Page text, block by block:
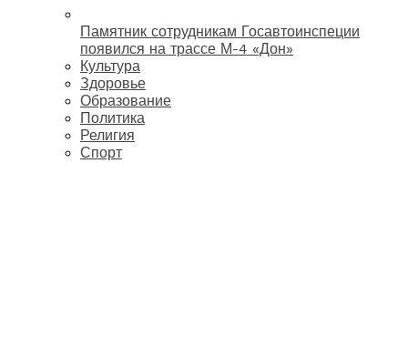
Памятник сотрудникам Госавтоинспеции
появился на трассе М-4 «Дон»
Культура
Здоровье
Образование
Политика
Религия
Спорт